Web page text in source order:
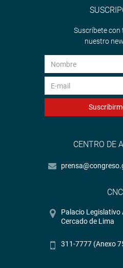
Suscríbete con
nuestro
CENTRO DE
CNC
Palacio Legislativo
Cercado de Lima
311-7777 (Anexo